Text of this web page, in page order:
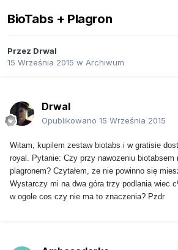
BioTabs + Plagron
Przez Drwal
15 Września 2015 w Archiwum
Drwal
Opublikowano 15 Września 2015
Witam, kupilem zestaw biotabs i w gratisie
royal. Pytanie: Czy przy nawozeniu biotabsem
plagronem? Czytałem, ze nie powinno się
Wystarczy mi na dwa góra trzy podlania wiec
w ogole cos czy nie ma to znaczenia? Pzdr